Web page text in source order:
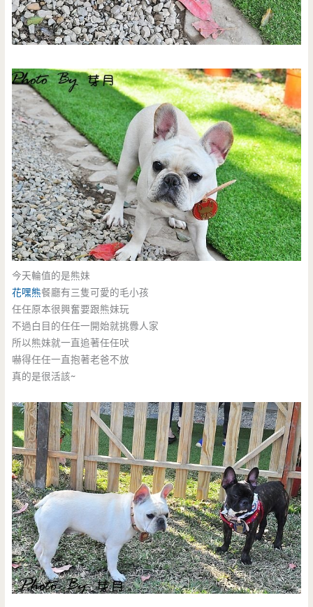
今天輪值的是熊妹
花嘿熊餐廳有三隻可愛的毛小孩
任任原本很興奮要跟熊妹玩
不過白目的任任一開始就挑釁人家
所以熊妹就一直追著任任吠
嚇得任任一直抱著老爸不放
真的是很活該~